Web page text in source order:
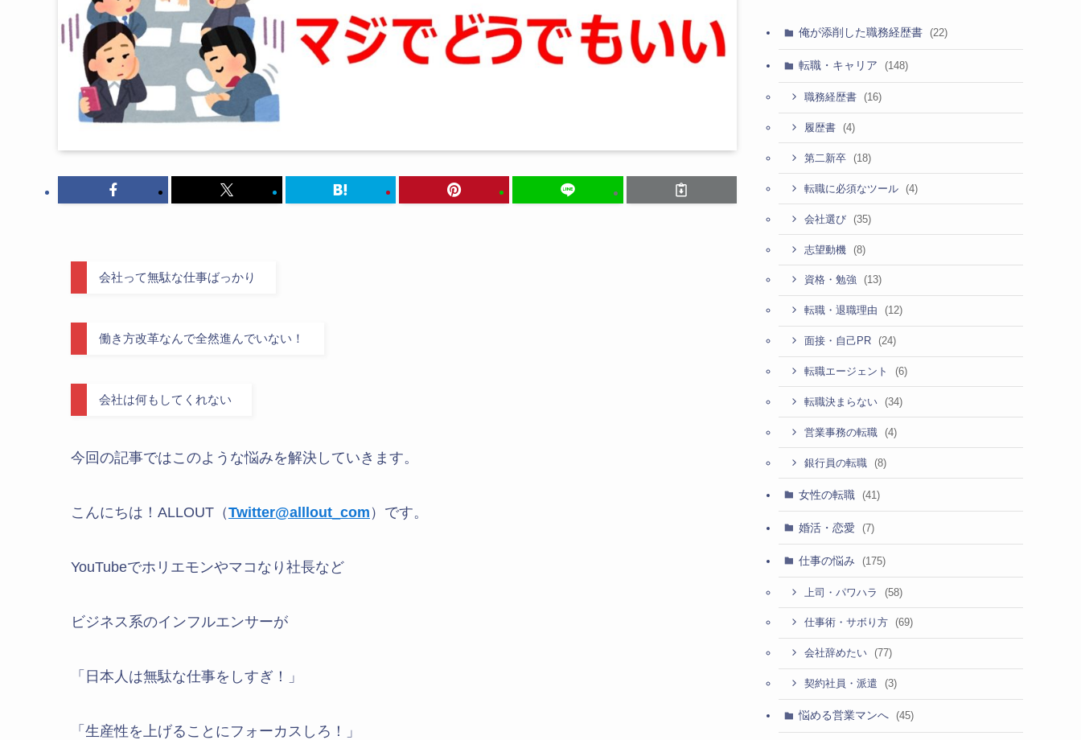
会社って無駄な仕事ばっかり
働き方改革なんで全然進んでいない！
会社は何もしてくれない
今回の記事ではこのような悩みを解決していきます。
こんにちは！ALLOUT（Twitter@alllout_com ）です。
YouTubeでホリエモンやマコなり社長など
ビジネス系のインフルエンサーが
「日本人は無駄な仕事をしすぎ！」
「生産性を上げることにフォーカスしろ！」
俺が添削した職務経歴書 (22)
転職・キャリア (148)
職務経歴書 (16)
履歴書 (4)
第二新卒 (18)
転職に必須なツール (4)
会社選び (35)
志望動機 (8)
資格・勉強 (13)
転職・退職理由 (12)
面接・自己PR (24)
転職エージェント (6)
転職決まらない (34)
営業事務の転職 (4)
銀行員の転職 (8)
女性の転職 (41)
婚活・恋愛 (7)
仕事の悩み (175)
上司・パワハラ (58)
仕事術・サボり方 (69)
会社辞めたい (77)
契約社員・派遣 (3)
悩める営業マンへ (45)